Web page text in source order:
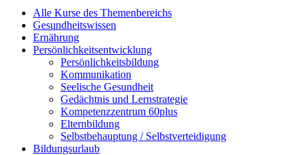
Alle Kurse des Themenbereichs
Gesundheitswissen
Ernährung
Persönlichkeitsentwicklung
Persönlichkeitsbildung
Kommunikation
Seelische Gesundheit
Gedächtnis und Lernstrategie
Kompetenzzentrum 60plus
Elternbildung
Selbstbehauptung / Selbstverteidigung
Bildungsurlaub